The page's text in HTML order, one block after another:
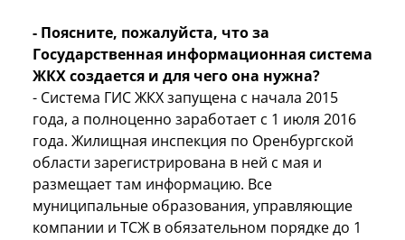
- Поясните, пожалуйста, что за
Государственная информационная система
ЖКХ создается и для чего она нужна?
- Система ГИС ЖКХ запущена с начала 2015
года, а полноценно заработает с 1 июля 2016
года. Жилищная инспекция по Оренбургской
области зарегистрирована в ней с мая и
размещает там информацию. Все
муниципальные образования, управляющие
компании и ТСЖ в обязательном порядке до 1